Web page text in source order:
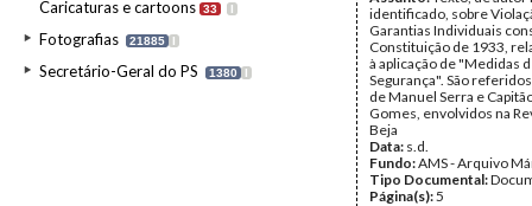
Caricaturas e cartoons 33 I
Fotografias 21885 I
Secretário-Geral do PS 1380 I
identificado, sobre
Garantias Individuais
Constituição de 1933,
à aplicação de "Medidas
Segurança". São
de Manuel Serra e
Gomes, envolvidos na
Beja
Data: s.d.
Fundo:AMS - Arquivo
Tipo Documental:
Página(s):5